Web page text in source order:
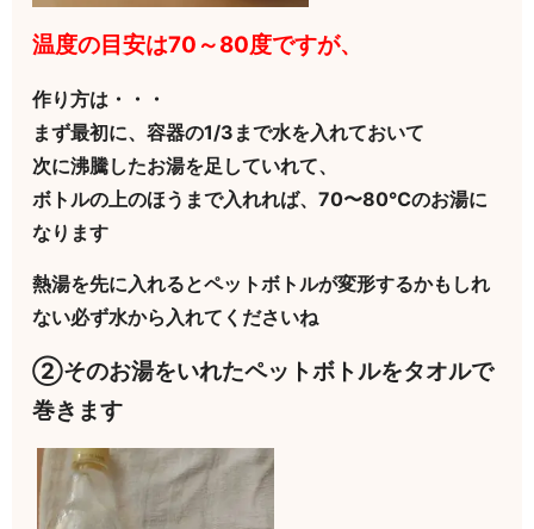
温度の目安は70～80度ですが、
作り方は・・・
まず最初に、容器の1/3まで水を入れておいて
次に沸騰したお湯を足していれて、
ボトルの上のほうまで入れれば、70〜80℃のお湯に
なります
熱湯を先に入れるとペットボトルが変形するかもしれ
ない必ず水から入れてくださいね
②そのお湯をいれたペットボトルをタオルで
巻きます